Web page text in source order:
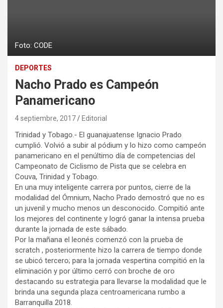
Foto: CODE
DEPORTES
Nacho Prado es Campeón
Panamericano
4 septiembre, 2017 Editorial
Trinidad y Tobago.- El guanajuatense Ignacio Prado
cumplió. Volvió a subir al pódium y lo hizo como campeón
panamericano en el penúltimo día de competencias del
Campeonato de Ciclismo de Pista que se celebra en
Couva, Trinidad y Tobago.
En una muy inteligente carrera por puntos, cierre de la
modalidad del Ómnium, Nacho Prado demostró que no es
un juvenil y mucho menos un desconocido. Compitió ante
los mejores del continente y logró ganar la intensa prueba
durante la jornada de este sábado.
Por la mañana el leonés comenzó con la prueba de
scratch , posteriormente hizo la carrera de tiempo donde
se ubicó tercero; para la jornada vespertina compitió en la
eliminación y por último cerró con broche de oro
destacando su estrategia para llevarse la modalidad que le
brinda una segunda plaza centroamericana rumbo a
Barranquilla 2018.